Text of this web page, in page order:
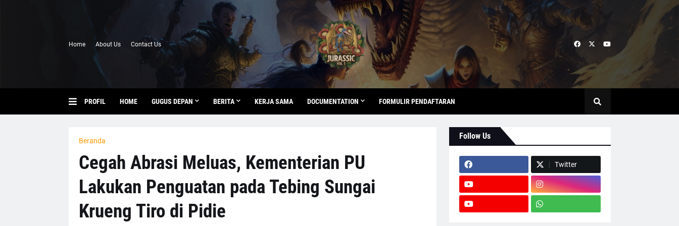
Home About Us Contact Us
PROFIL HOME GUGUS DEPAN BERITA KERJA SAMA DOCUMENTATION FORMULIR PENDAFTARAN
Beranda
Cegah Abrasi Meluas, Kementerian PU
Lakukan Penguatan pada Tebing Sungai
Krueng Tiro di Pidie
Follow Us
Twitter